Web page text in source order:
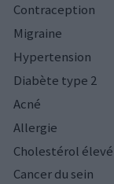
Contraception
Migraine
Hypertension
Diabète type 2
Acné
Allergie
Cholestérol élevé
Cancer du sein